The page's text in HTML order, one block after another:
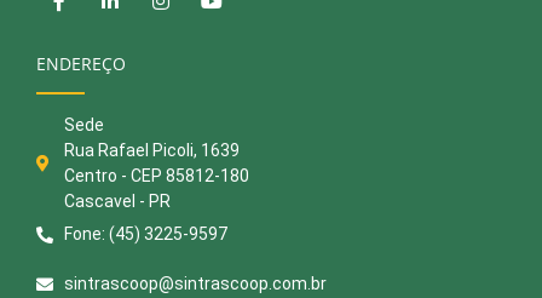
ENDEREÇO
Sede
Rua Rafael Picoli, 1639
Centro - CEP 85812-180
Cascavel - PR
Fone: (45) 3225-9597
sintrascoop@sintrascoop.com.br